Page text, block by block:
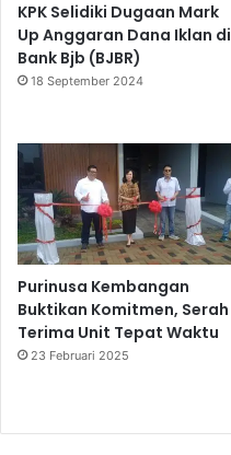
KPK Selidiki Dugaan Mark
Up Anggaran Dana Iklan di
Bank Bjb (BJBR)
18 September 2024
Purinusa Kembangan
Buktikan Komitmen, Serah
Terima Unit Tepat Waktu
23 Februari 2025